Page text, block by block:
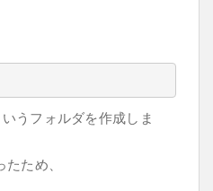
うフォルダを作成しま
ため、